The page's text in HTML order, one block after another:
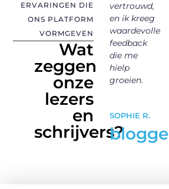
ERVARINGEN DIE
ONS PLATFORM
VORMGEVEN
Wat
zeggen
onze
lezers
en
schrijvers?
omgeving
waarin ik
echt
mezelf kan
LENA W.
schrijfster
vertrouwd,
en ik kreeg
waardevolle
feedback
die me
hielp
groeien.
SOPHIE R.
blogger